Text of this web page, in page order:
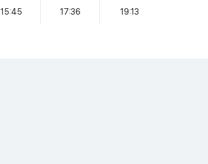
15:45 17:36 19:13